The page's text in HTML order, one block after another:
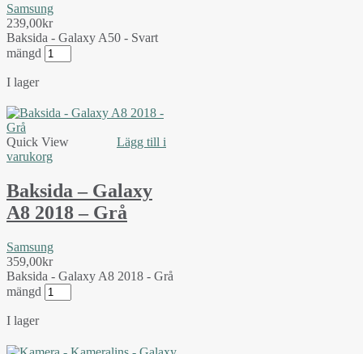
Samsung
239,00kr
Baksida - Galaxy A50 - Svart
mängd
I lager
Quick View
Lägg till i
varukorg
Baksida – Galaxy
A8 2018 – Grå
Samsung
359,00kr
Baksida - Galaxy A8 2018 - Grå
mängd
I lager